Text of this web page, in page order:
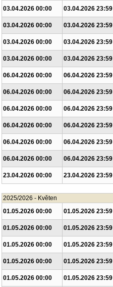
03.04.2026 00:00 03.04.2026 23:59
03.04.2026 00:00
03.04.2026 23:59
03.04.2026 00:00
03.04.2026 23:59
03.04.2026 00:00
03.04.2026 23:59
06.04.2026 00:00
06.04.2026 23:59
06.04.2026 00:00
06.04.2026 23:59
06.04.2026 00:00
06.04.2026 23:59
06.04.2026 00:00
06.04.2026 23:59
06.04.2026 00:00
06.04.2026 23:59
06.04.2026 00:00
06.04.2026 23:59
23.04.2026 00:00
23.04.2026 23:59
2025/2026 - Květen
01.05.2026 00:00
01.05.2026 23:59
01.05.2026 00:00
01.05.2026 23:59
01.05.2026 00:00
01.05.2026 23:59
01.05.2026 00:00
01.05.2026 23:59
01.05.2026 00:00
01.05.2026 23:59